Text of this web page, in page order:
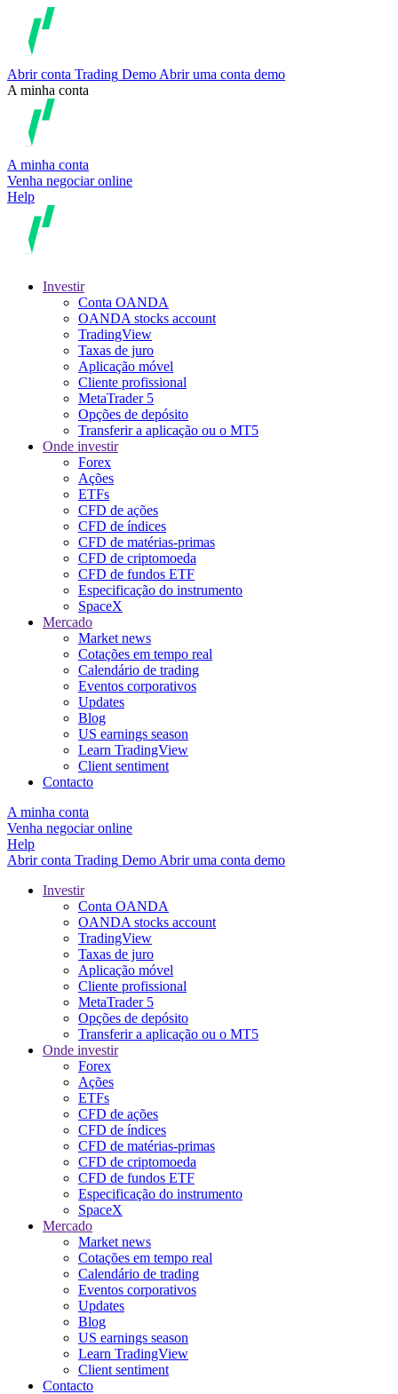
Abrir conta Trading Demo Abrir uma conta demo
A minha conta
A minha conta
Venha negociar online
Help
Investir
Conta OANDA
OANDA stocks account
TradingView
Taxas de juro
Aplicação móvel
Cliente profissional
MetaTrader 5
Opções de depósito
Transferir a aplicação ou o MT5
Onde investir
Forex
Ações
ETFs
CFD de ações
CFD de índices
CFD de matérias-primas
CFD de criptomoeda
CFD de fundos ETF
Especificação do instrumento
SpaceX
Mercado
Market news
Cotações em tempo real
Calendário de trading
Eventos corporativos
Updates
Blog
US earnings season
Learn TradingView
Client sentiment
Contacto
A minha conta
Venha negociar online
Help
Abrir conta Trading Demo Abrir uma conta demo
Investir
Conta OANDA
OANDA stocks account
TradingView
Taxas de juro
Aplicação móvel
Cliente profissional
MetaTrader 5
Opções de depósito
Transferir a aplicação ou o MT5
Onde investir
Forex
Ações
ETFs
CFD de ações
CFD de índices
CFD de matérias-primas
CFD de criptomoeda
CFD de fundos ETF
Especificação do instrumento
SpaceX
Mercado
Market news
Cotações em tempo real
Calendário de trading
Eventos corporativos
Updates
Blog
US earnings season
Learn TradingView
Client sentiment
Contacto